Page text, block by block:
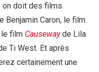
on doit des films
Benjamin Caron, le film
le film Causewayde Lila
Ti West. Et après
certainement une